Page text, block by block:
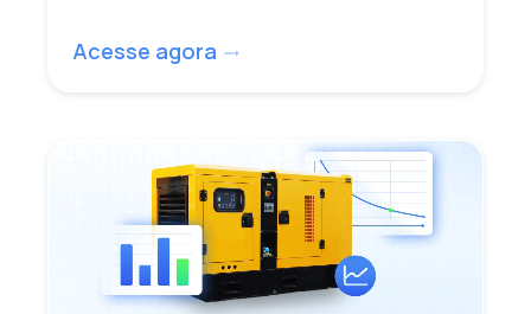
Acesse agora trending_flat